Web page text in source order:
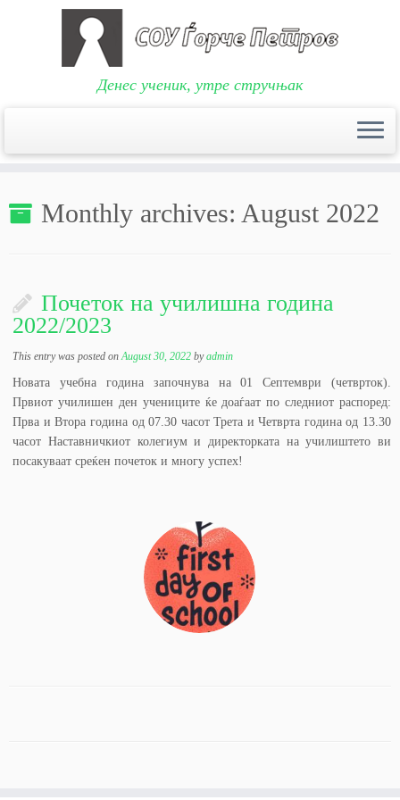
content
Денес ученик, утре стручњак
Monthly archives: August 2022
Почеток на училишна година
2022/2023
This entry was posted onAugust 30, 2022 byadmin
Новата учебна година започнува на 01 Септември (четврток).
Првиот училишен ден учениците ќе доаѓаат по следниот распоред:
Прва и Втора година од 07.30 часот Трета и Четврта година од 13.30
часот Наставничкиот колегиум и директорката на училиштето ви
посакуваат среќен почеток и многу успех!